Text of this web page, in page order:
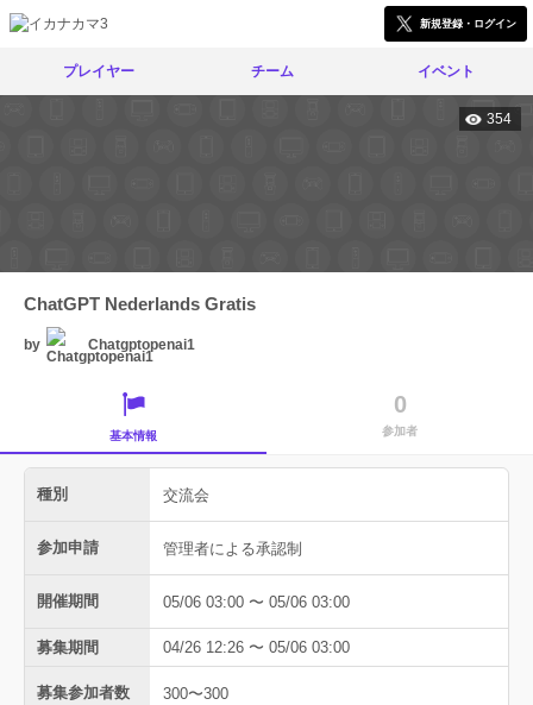
新規登録・ログイン
プレイヤー チーム イベント
354
ChatGPT Nederlands Gratis
by Chatgptopenai1
基本情報
0
参加者
種別 交流会
参加申請 管理者による承認制
開催期間 05/06 03:00 〜 05/06 03:00
募集期間 04/26 12:26 〜 05/06 03:00
募集参加者数 300〜300